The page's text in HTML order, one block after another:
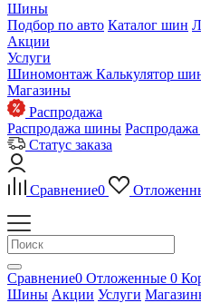
Шины
Подбор по авто Каталог шин
Акции
Услуги
Шиномонтаж Калькулятор
Магазины
Распродажа
Распродажа шины
Статус заказа
Сравнение0
Сравнение0 Отложенные 0
Шины Акции Услуги